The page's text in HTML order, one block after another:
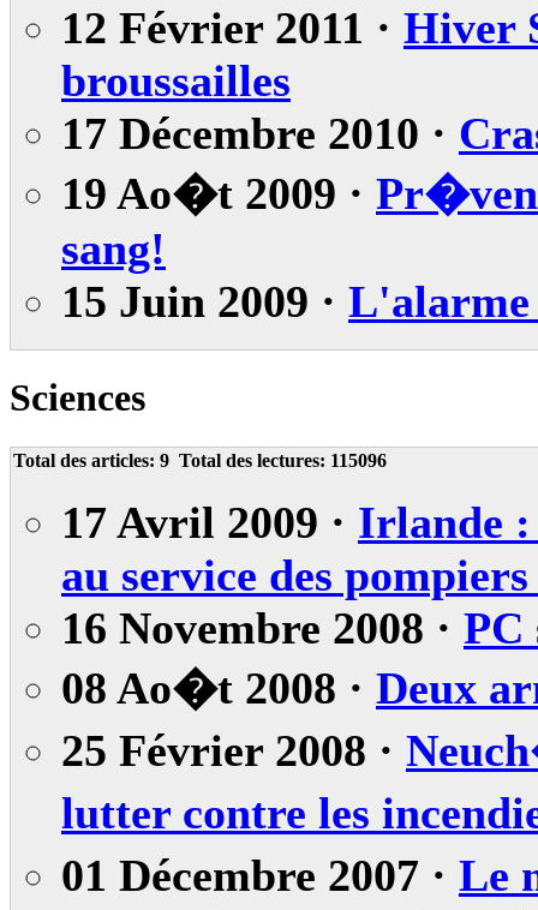
12 Février 2011 · Hiver
broussailles
17 Décembre 2010 ·
19 Ao�t 2009 ·
sang!
15 Juin 2009 · L'alarme
Sciences
Total des articles: 9 Total des lectures: 115096
17 Avril 2009 · Irlande :
au service des
16 Novembre 2008 · PC
08 Ao�t 2008 · Deux
25 Février 2008 ·
lutter contre les
01 Décembre 2007 · Le